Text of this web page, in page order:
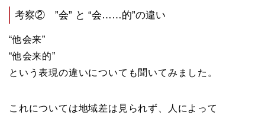
考察② ”会” と “会……的”の違い
“他会来”
“他会来的”
という表現の違いについても聞いてみました。
これについては地域差は見られず、人によって